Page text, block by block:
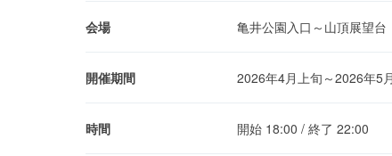
会場 亀井公園入口～山頂展望台
開催期間 2026年4月上旬～2026年5
時間 開始 18:00 / 終了 22:00